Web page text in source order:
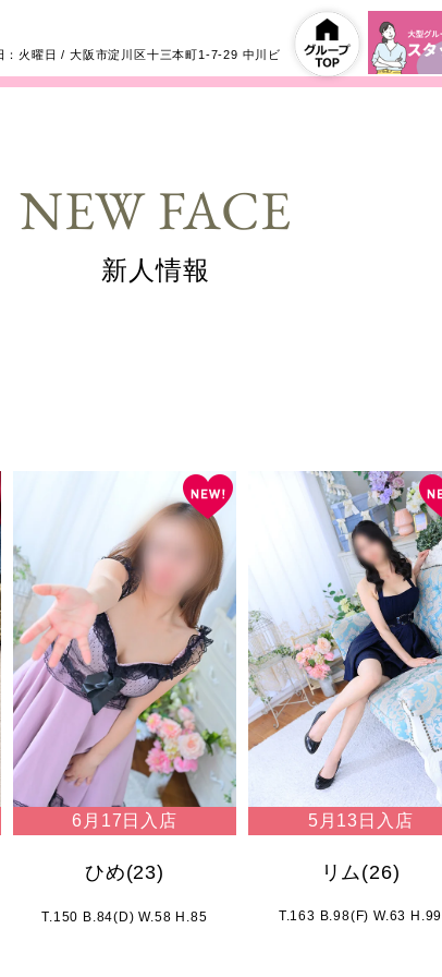
：火曜日 /大阪市淀川区十三本町1-7-29 中川ビ
NEW FACE
新人情報
6月17日入店
ひめ(23)
T.150 B.84(D) W.58 H.85
5月13日入店
リム (26)
T.163 B.98(F) W.63 H.99